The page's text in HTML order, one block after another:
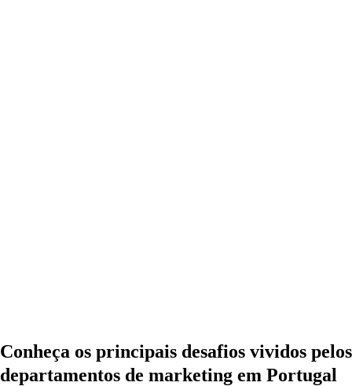
Conheça os principais desafios vividos pelos
departamentos de marketing em Portugal